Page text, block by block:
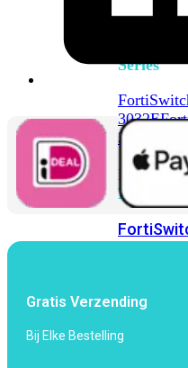
Series
3032E
3032G
216F-
424F-
Gratis Verzending
Bij Elke Bestelling